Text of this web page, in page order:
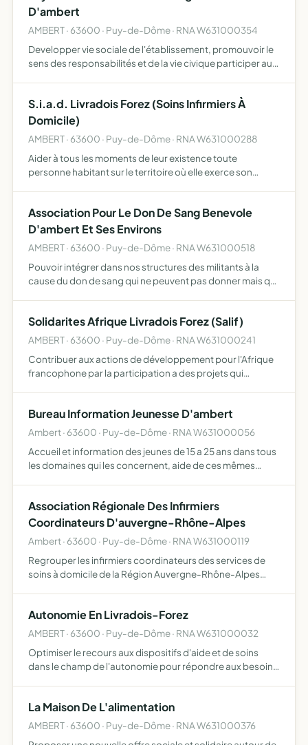
D'ambert
AMBERT · 63600 · Puy-de-Dôme · RNA W631000354
Developper vie sociale de l'établissement, promouvoir le
sens des responsabilités et de la vie civique participer aux
S.i.a.d. Livradois Forez (Soins Infirmiers À
Domicile)
AMBERT · 63600 · Puy-de-Dôme · RNA W631000288
Aider à tous les moments de leur existence toute
personne habitant sur le territoire où elle exerce son
branches d'a…
Association Pour Le Don De Sang Benevole
D'ambert Et Ses Environs
AMBERT · 63600 · Puy-de-Dôme · RNA W631000518
Pouvoir intégrer dans nos structures des militants à la
cause du don de sang qui ne peuvent pas donner mais qui
Solidarites Afrique Livradois Forez (Salif)
AMBERT · 63600 · Puy-de-Dôme · RNA W631000241
Contribuer aux actions de développement pour l'Afrique
francophone par la participation a des projets qui
Bureau Information Jeunesse D'ambert
Ambert · 63600 · Puy-de-Dôme · RNA W631000056
Accueil et information des jeunes de 15 a 25 ans dans tous
les domaines qui les concernent, aide de ces mêmes
Association Régionale Des Infirmiers
Coordinateurs D'auvergne-Rhône-Alpes
Ambert · 63600 · Puy-de-Dôme · RNA W631000119
Regrouper les infirmiers coordinateurs des services de
soins à domicile de la Région Auvergne-Rhône-Alpes
instance…
Autonomie En Livradois-Forez
AMBERT · 63600 · Puy-de-Dôme · RNA W631000032
Optimiser le recours aux dispositifs d'aide et de soins
dans le champ de l'autonomie pour répondre aux besoins
propos…
La Maison De L'alimentation
AMBERT · 63600 · Puy-de-Dôme · RNA W631000376